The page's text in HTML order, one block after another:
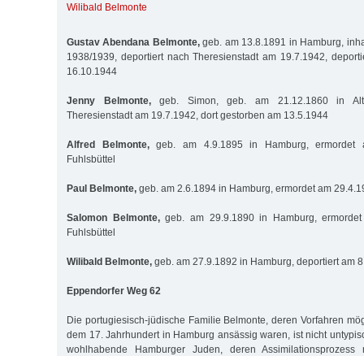
Wilibald Belmonte
Gustav Abendana Belmonte,geb. am 13.8.1891 in Hamburg,
1938/1939, deportiert nach Theresienstadt am 19.7.1942,
16.10.1944
Jenny Belmonte,geb. Simon, geb. am 21.12.1860 in
Theresienstadt am 19.7.1942, dort gestorben am 13.5.1944
Alfred Belmonte,geb. am 4.9.1895 in Hamburg, ermordet
Fuhlsbüttel
Paul Belmonte, geb. am 2.6.1894 in Hamburg, ermordet am
Salomon Belmonte,geb. am 29.9.1890 in Hamburg,
Fuhlsbüttel
Wilibald Belmonte, geb. am 27.9.1892 in Hamburg, deportiert am
Eppendorfer Weg 62
Die portugiesisch-jüdische Familie Belmonte, deren Vorfahren
dem 17. Jahrhundert in Hamburg ansässig waren, ist nicht
wohlhabende Hamburger Juden, deren Assimilationsprozess